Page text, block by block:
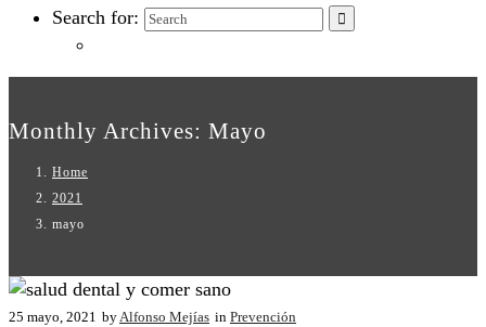
Search for:
Monthly Archives: Mayo
Home
2021
mayo
25 mayo, 2021 byAlfonso Mejías in Prevención